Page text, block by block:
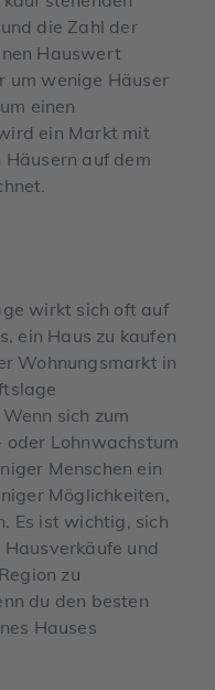
die Zahl der
Hauswert
um wenige Häuser
einen
ein Markt mit
auf dem
wirkt sich oft auf
ein Haus zu kaufen
Wohnungsmarkt in
sich zum
Lohnwachstum
Menschen ein
Möglichkeiten,
Es ist wichtig, sich
und
zu
du den besten
Hauses